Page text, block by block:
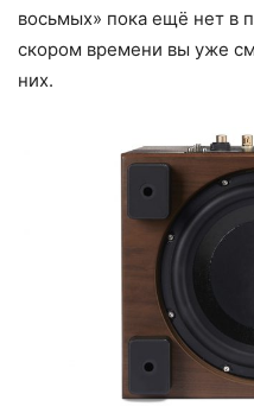
восьмых» пока ещё нет в
скором времени вы уже
них.